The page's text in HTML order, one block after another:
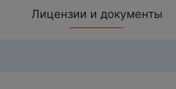
Лицензии и документы